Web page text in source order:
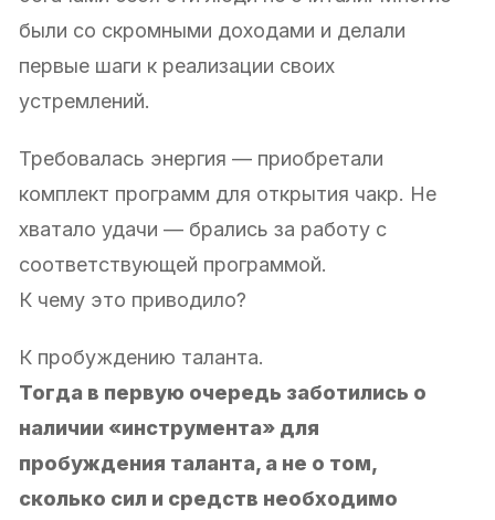
были со скромными доходами и делали
первые шаги к реализации своих
устремлений.
Требовалась энергия — приобретали
комплект программ для открытия чакр. Не
хватало удачи — брались за работу с
соответствующей программой.
К чему это приводило?
К пробуждению таланта.
Тогда в первую очередь заботились о
наличии «инструмента» для
пробуждения таланта, а не о том,
сколько сил и средств необходимо